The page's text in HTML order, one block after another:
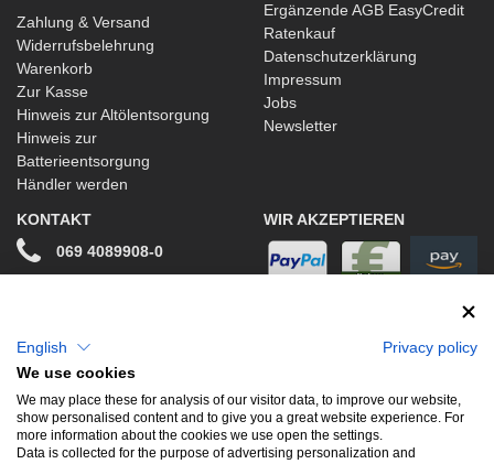
Zahlung & Versand
Widerrufsbelehrung
Warenkorb
Zur Kasse
Hinweis zur Altölentsorgung
Hinweis zur
Batterieentsorgung
Händler werden
Ergänzende AGB EasyCredit
Ratenkauf
Datenschutzerklärung
Impressum
Jobs
Newsletter
KONTAKT
069 4089908-0
Facebook
Instagram
WIR AKZEPTIEREN
English
Privacy policy
We use cookies
We may place these for analysis of our visitor data, to improve our website,
show personalised content and to give you a great website experience. For
more information about the cookies we use open the settings.
Data is collected for the purpose of advertising personalization and